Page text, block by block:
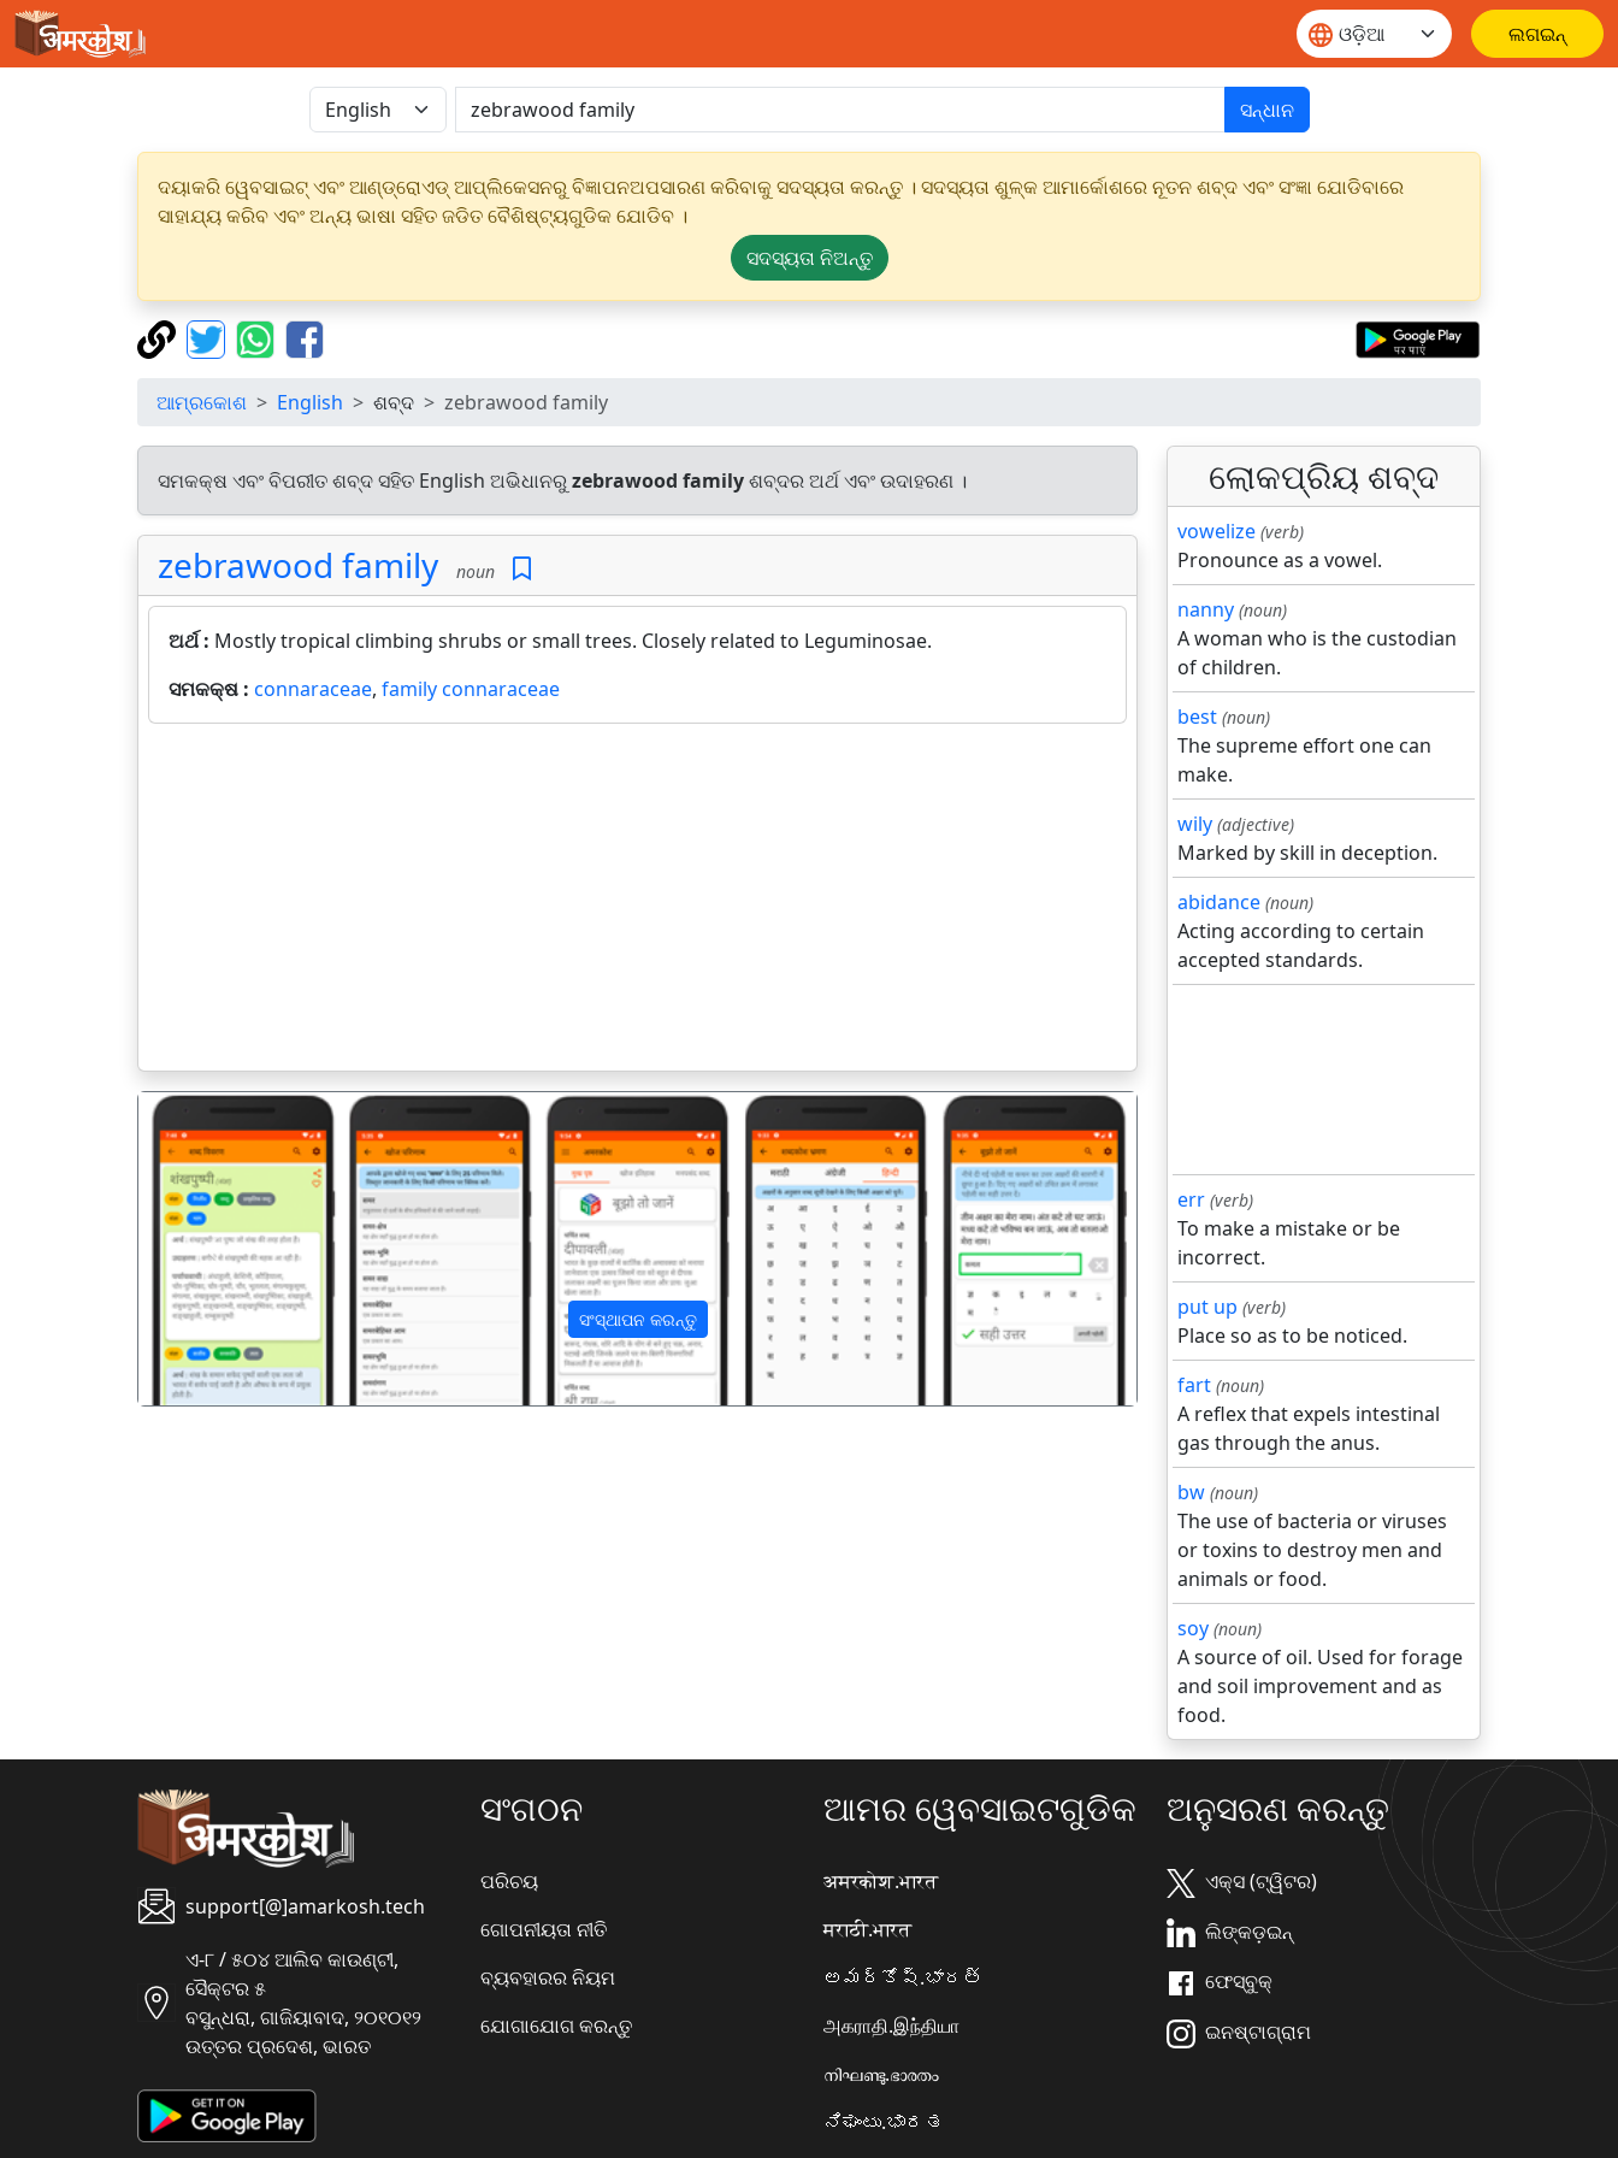
ଲଗଇନ୍
ସନ୍ଧାନ
ଦୟାକରି ୱେବସାଇଟ୍ ଏବଂ ଆଣ୍ଡ୍ରୋଏଡ୍ ଆପ୍ଲିକେସନରୁ ବିଜ୍ଞାପନଅପସାରଣ କରିବାକୁ ସଦସ୍ୟତା କରନ୍ତୁ । ସଦସ୍ୟତା ଶୁଳ୍କ ଆମାର୍କୋଶରେ ନୂତନ ଶବ୍ଦ ଏବଂ ସଂଜ୍ଞା ଯୋଡିବାରେ
ସାହାଯ୍ୟ କରିବ ଏବଂ ଅନ୍ୟ ଭାଷା ସହିତ ଜଡିତ ବୈଶିଷ୍ଟ୍ୟଗୁଡିକ ଯୋଡିବ ।
ସଦସ୍ୟତା ନିଅନ୍ତୁ
ଆମ୍ରକୋଶ English ଶବ୍ଦ zebrawood family
ସମକକ୍ଷ ଏବଂ ବିପରୀତ ଶବ୍ଦ ସହିତ English ଅଭିଧାନରୁzebrawood familyଶବ୍ଦର ଅର୍ଥ ଏବଂ ଉଦାହରଣ ।
zebrawood family noun
ଅର୍ଥ : Mostly tropical climbing shrubs or small trees. Closely related to Leguminosae.
ସମକକ୍ଷ : connaraceae, family connaraceae
ସଂସ୍ଥାପନ କରନ୍ତୁ
पिछला अगला
ଲୋକପ୍ରିୟ ଶବ୍ଦ
vowelize (verb)
Pronounce as a vowel.
nanny (noun)
A woman who is the custodian
of children.
best (noun)
The supreme effort one can
make.
wily (adjective)
Marked by skill in deception.
abidance (noun)
Acting according to certain
accepted standards.
err (verb)
To make a mistake or be
incorrect.
put up (verb)
Place so as to be noticed.
fart (noun)
A reflex that expels intestinal
gas through the anus.
bw (noun)
The use of bacteria or viruses
or toxins to destroy men and
animals or food.
soy (noun)
A source of oil. Used for forage
and soil improvement and as
food.
support[@]amarkosh.tech
ଏ-୮ / ୫୦୪ ଆଲିବ କାଉଣ୍ଟୀ,
ସୈକ୍ଟର ୫
ବସୁନ୍ଧରା, ଗାଜିୟାବାଦ, ୨୦୧୦୧୨
ଉତ୍ତର ପ୍ରଦେଶ, ଭାରତ
ସଂଗଠନ
ପରିଚୟ
ଗୋପନୀୟତା ନୀତି
ବ୍ୟବହାରର ନିୟମ
ଯୋଗାଯୋଗ କରନ୍ତୁ
ଆମର ୱେବସାଇଟଗୁଡିକ
अमरकोश.भारत
मराठी.भारत
అమర్కోష్.భారత్
அகராதி.இந்தியா
നിഘണ്ടു.ഭാരതം
ನಿಘಂಟು.ಭಾರತ
ଅନୁସରଣ କରନ୍ତୁ
ଏକ୍ସ (ଟ୍ୱିଟର)
ଲିଙ୍କଡ଼ଇନ୍
ଫେସ୍ବୁକ୍
ଇନଷ୍ଟାଗ୍ରାମ